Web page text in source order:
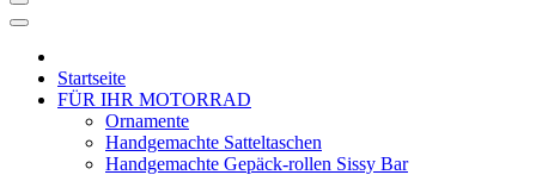
Startseite
FÜR IHR MOTORRAD
Ornamente
Handgemachte Satteltaschen
Handgemachte Gepäck-rollen Sissy Bar